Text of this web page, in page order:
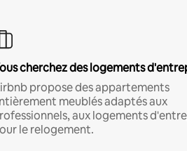
cherchez des logements
propose des appartements
meublés adaptés aux
aux logements
le relogement.